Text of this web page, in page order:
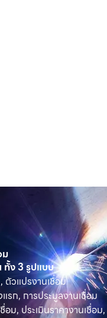
ม
ง 3 รูปแบบ
ตัวแปรงานเชื่อม
รก, การประมูลงานเชื่อม
ม, ประเมินราคางานเชื่อม